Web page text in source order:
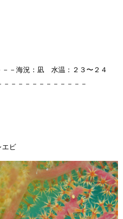
－－海況：凪 水温：２３〜２４
－－－－－－－－－－－
エビ